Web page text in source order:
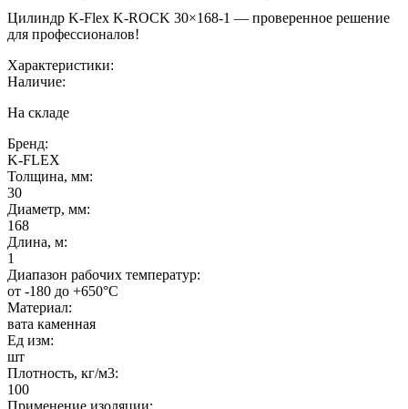
Цилиндр K-Flex K-ROCK 30×168-1 — проверенное решение
для профессионалов!
Характеристики:
Наличие:
На складе
Бренд:
K-FLEX
Толщина, мм:
30
Диаметр, мм:
168
Длина, м:
1
Диапазон рабочих температур:
от -180 до +650°C
Материал:
вата каменная
Ед изм:
шт
Плотность, кг/м3:
100
Применение изоляции: